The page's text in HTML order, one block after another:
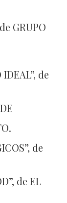
GRUPO
de
de
de EL